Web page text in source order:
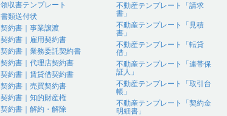
領収書テンプレート
書類送付状
契約書｜事業譲渡
契約書｜雇用契約書
契約書｜業務委託契約書
契約書｜代理店契約書
契約書｜賃貸借契約書
契約書｜売買契約書
契約書｜知的財産権
契約書｜解約・解除
不動産テンプレート「請求
書」
不動産テンプレート「見積
書」
不動産テンプレート「転貸
借」
不動産テンプレート「連帯保
証人」
不動産テンプレート「取引台
帳」
不動産テンプレート「契約金
明細書」